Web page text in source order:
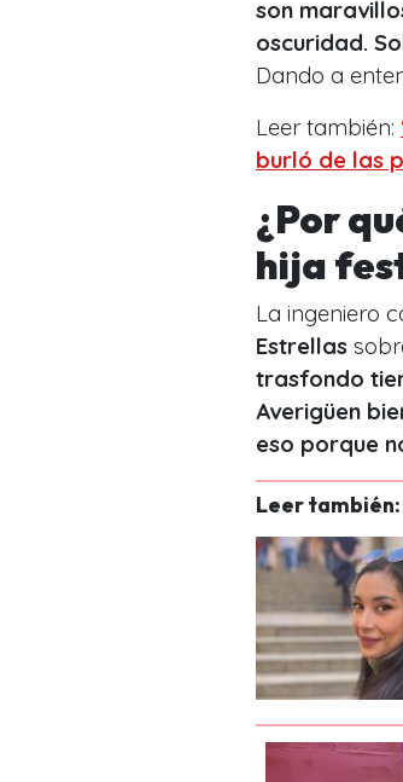
son
oscuridad.
Dando a
Leer también:
burló de las
¿Por
hija
La ingeniero
Estrellas
trasfondo
Averigüen
eso porque
Leer también: